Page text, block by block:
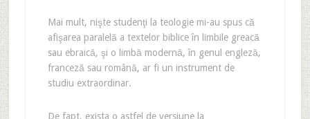
Mai mult, nişte studenţi la teologie mi-au spus că
afişarea paralelă a textelor biblice în limbile greacă
sau ebraică, şi o limbă modernă, în genul engleză,
franceză sau română, ar fi un instrument de
studiu extraordinar.
De fapt, exista o astfel de versiune la